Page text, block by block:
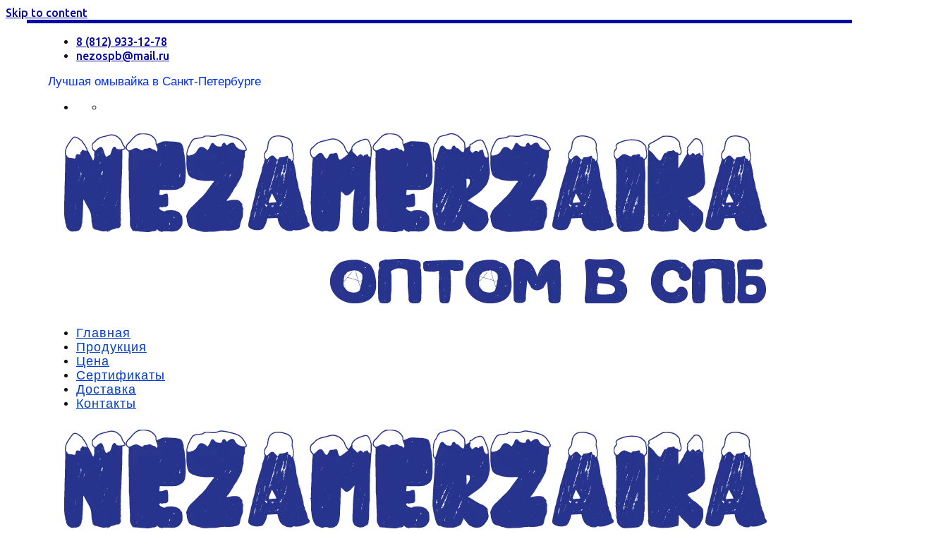
Skip to content
8 (812) 933-12-78
nezospb@mail.ru
Лучшая омывайка в Санкт-Петербурге
Главная
Продукция
Цена
Сертификаты
Доставка
Контакты